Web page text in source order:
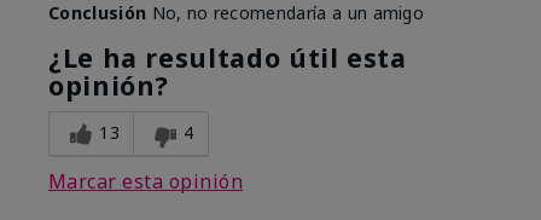
Conclusión No, no recomendaría a un amigo
¿Le ha resultado útil esta
opinión?
13 4
Marcar esta opinión